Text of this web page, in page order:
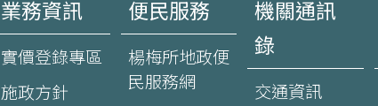
業務資訊
實價登錄專區
施政方針
便民服務
楊梅所地政便
民服務網
機關通訊
錄
交通資訊